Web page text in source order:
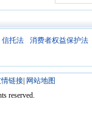
信托法 消费者权益保护法
链接| 网站地图
reserved.